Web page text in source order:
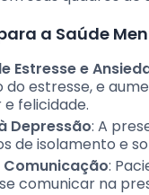
a Saúde
Estresse e
do estresse, e
felicidade.
Depressão: A
de isolamento e
Comunicação:
comunicar na